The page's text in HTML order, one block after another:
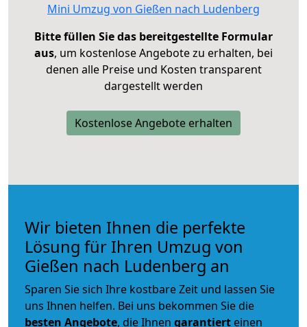
Mini Umzug von Gießen nach Ludenberg
Bitte füllen Sie das bereitgestellte Formular
aus, um kostenlose Angebote zu erhalten, bei
denen alle Preise und Kosten transparent
dargestellt werden
Kostenlose Angebote erhalten
Wir bieten Ihnen die perfekte
Lösung für Ihren Umzug von
Gießen nach Ludenberg an
Sparen Sie sich Ihre kostbare Zeit und lassen Sie
uns Ihnen helfen. Bei uns bekommen Sie die
besten Angebote, die Ihnen garantiert einen